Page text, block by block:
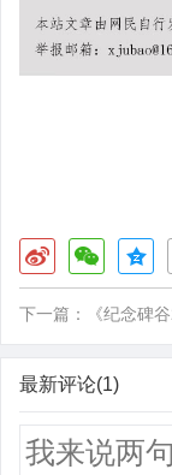
下一篇： 《纪念碑
最新评论(1)